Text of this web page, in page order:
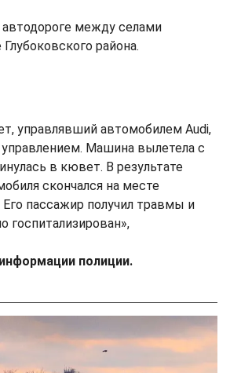
между селами
района.
управлявший автомобилем Audi,
управлением. Машина вылетела с
в кювет. В результате
скончался на месте
пассажир получил травмы и
госпитализирован»,
полиции.